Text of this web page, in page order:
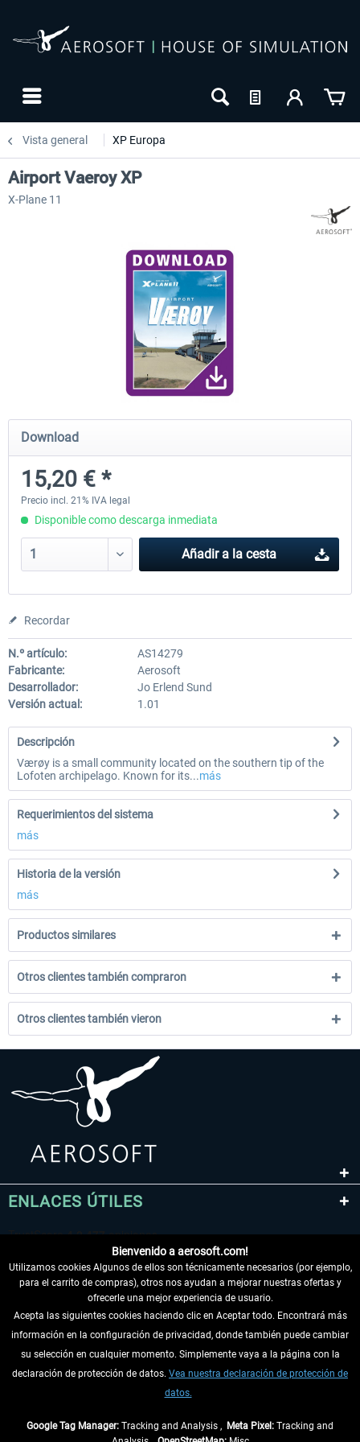
Vista general XP Europa
Airport Berlin Brandenburg V2 XP
30,45 € *
Airport Zurich V2.0 XP
Airport Vaeroy XP
X-Plane 11
Download
15,20 € *
Precio incl. 21% IVA legal
Disponible como descarga inmediata
Añadir a la cesta
Recordar
N.º artículo:
AS14279
Fabricante:
Aerosoft
Desarrollador:
Jo Erlend Sund
Versión actual:
1.01
Descripción
Værøy is a small community located on the southern tip of the
Lofoten archipelago. Known for its...más
Requerimientos del sistema
más
Historia de la versión
más
Productos similares
Otros clientes también compraron
Otros clientes también vieron
ENLACES ÚTILES
DESISTIR DEL CONTRATO
INFORMACIÓN
Bienvenido a aerosoft.com!
Utilizamos cookies Algunos de ellos son técnicamente necesarios (por ejemplo,
para el carrito de compras), otros nos ayudan a mejorar nuestras ofertas y
ofrecerle una mejor experiencia de usuario.
Acepta las siguientes cookies haciendo clic en Aceptar todo. Encontrará más
información en la configuración de privacidad, donde también puede cambiar
su selección en cualquier momento. Simplemente vaya a la página con la
declaración de protección de datos. Vea nuestra declaración de protección de
datos.
Google Tag Manager: Tracking and Analysis , Meta Pixel: Tracking and